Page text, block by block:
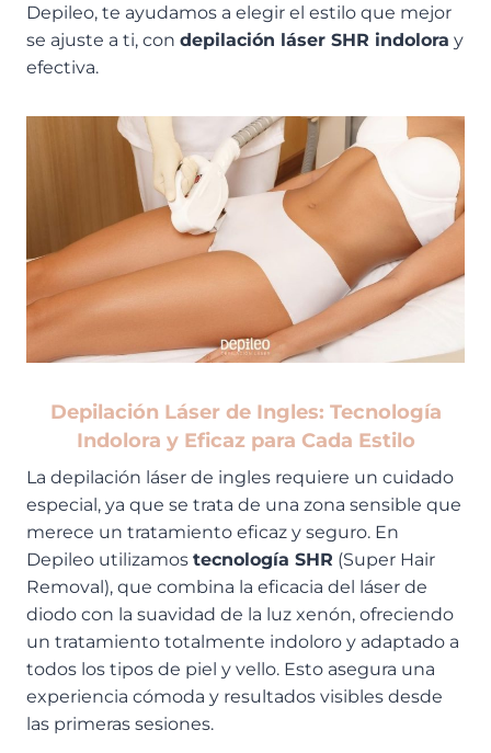
Depileo, te ayudamos a elegir el estilo que mejor
se ajuste a ti, con depilación láser SHR indolora y
efectiva.
Depilación Láser de Ingles: Tecnología
Indolora y Eficaz para Cada Estilo
La depilación láser de ingles requiere un cuidado
especial, ya que se trata de una zona sensible que
merece un tratamiento eficaz y seguro. En
Depileo utilizamos tecnología SHR (Super Hair
Removal), que combina la eficacia del láser de
diodo con la suavidad de la luz xenón, ofreciendo
un tratamiento totalmente indoloro y adaptado a
todos los tipos de piel y vello. Esto asegura una
experiencia cómoda y resultados visibles desde
las primeras sesiones.